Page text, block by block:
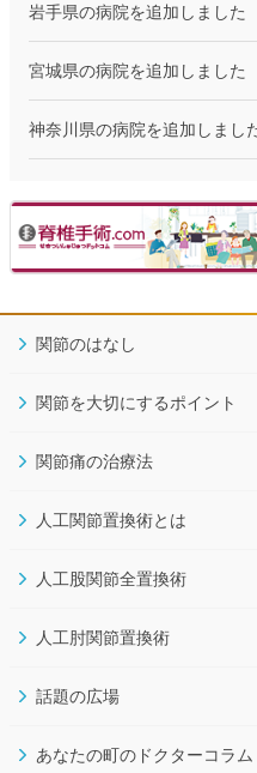
岩手県の病院を追加しました
宮城県の病院を追加しました
神奈川県の病院を追加しまし
東京都の病院を追加しました
関節のはなし
関節を大切にするポイント
関節痛の治療法
人工関節置換術とは
人工股関節全置換術
人工肘関節置換術
話題の広場
あなたの町のドクターコラム